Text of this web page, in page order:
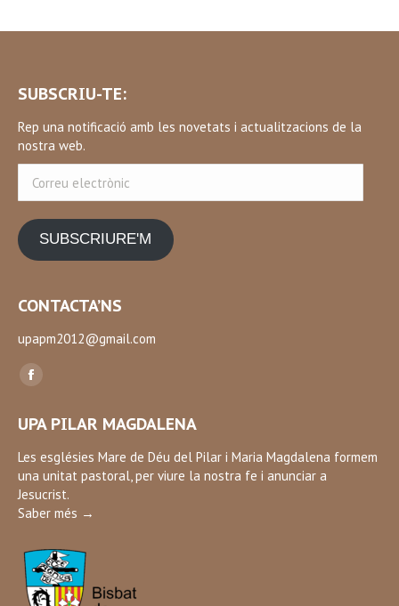
SUBSCRIU-TE:
Rep una notificació amb les novetats i actualitzacions de la
nostra web.
electrònic
SUBSCRIURE'M
CONTACTA’NS
upapm2012@gmail.com
Find us on:
Facebook
opens
in
new
window
UPA PILAR MAGDALENA
Les esglésies Mare de Déu del Pilar i Maria Magdalena formem
una unitat pastoral, per viure la nostra fe i anunciar a
Jesucrist.
Saber més →